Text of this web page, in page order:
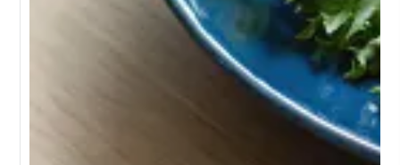
レクションまで、幅広いラインナップからあなたのライフスタイ
ルにぴったりのアイテムが見つかります。
多くのホテル・レストランのシェフに支持されるコスタ・ノバ
は、その耐久性と使いやすさも見逃せません。